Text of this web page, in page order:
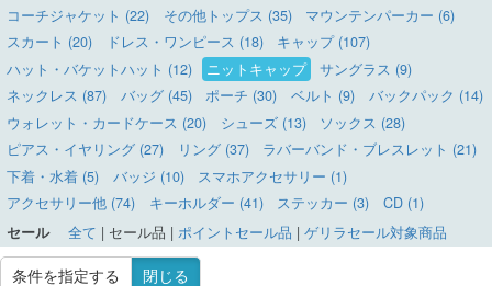
コーチジャケット (22)
その他トップス (35)
マウンテンパーカー (6)
スカート (20)
ドレス・ワンピース (18)
キャップ (107)
ハット・バケットハット (12)
ニットキャップ
サングラス (9)
ネックレス (87)
バッグ (45) ポーチ (30) ベルト (9)
バックパック (14)
ウォレット・カードケース (20)
シューズ (13)
ソックス (28)
ピアス・イヤリング (27)
リング (37)
ラバーバンド・ブレスレット (21)
下着・水着 (5)
バッジ (10)
スマホアクセサリー (1)
アクセサリー他 (74)
キーホルダー (41) ステッカー (3)
CD (1)
セール
全て | セール品 | ポイントセール品 | ゲリラセール対象商品
条件を指定する 閉じる